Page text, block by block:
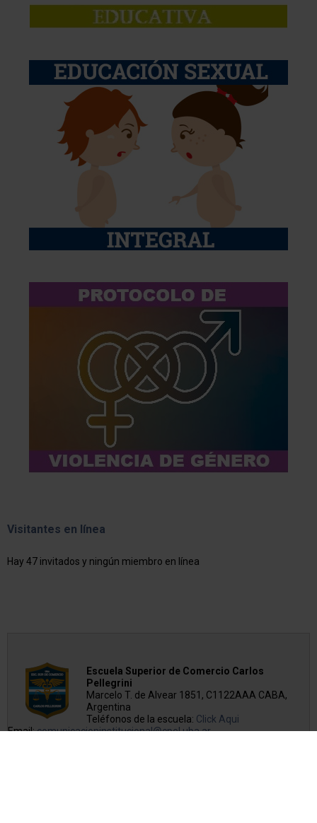
Visitantes en línea
Hay 47 invitados y ningún miembro en línea
Escuela Superior de Comercio Carlos
Pellegrini
Marcelo T. de Alvear 1851, C1122AAA CABA,
Argentina
Teléfonos de la escuela: Click Aqui
Email:comunicacioninstitucional@cpel.uba.ar